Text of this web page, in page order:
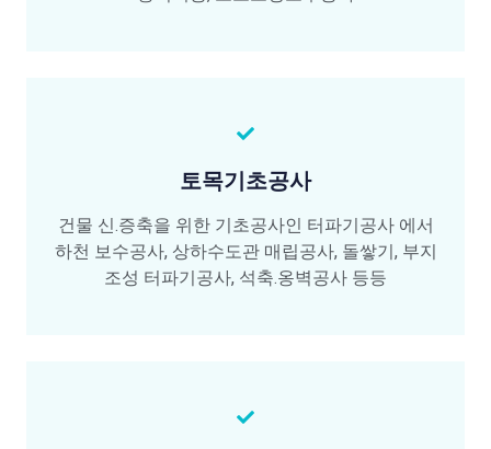
토목기초공사
건물 신.증축을 위한 기초공사인 터파기공사 에서
하천 보수공사, 상하수도관 매립공사, 돌쌓기, 부지
조성 터파기공사, 석축.옹벽공사 등등